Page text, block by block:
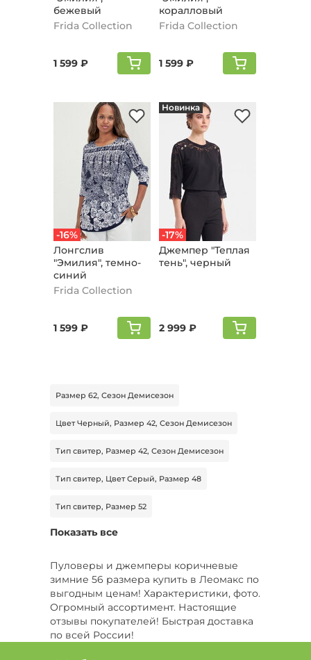
бежевый
Frida Collection
1 599 ₽
коралловый
Frida Collection
1 599 ₽
-16%
Лонгслив
"Эмилия", темно-
синий
Frida Collection
1 599 ₽
-17%
Новинка
Джемпер "Теплая
тень", черный
2 999 ₽
Размер 62, Сезон Демисезон
Цвет Черный, Размер 42, Сезон Демисезон
Тип свитер, Размер 42, Сезон Демисезон
Тип свитер, Цвет Серый, Размер 48
Тип свитер, Размер 52
Цвет Черный, Размер 54, Сезон Зима
Цвет Серый, Размер 42, Сезон Лето
Тип свитшот, Цвет Зеленый, Размер 58-60
Тип джемпер, Цвет Розовый, Размер 60
Показать все
Пуловеры и джемперы коричневые
зимние 56 размера купить в Леомакс по
выгодным ценам! Характеристики, фото.
Огромный ассортимент. Настоящие
отзывы покупателей! Быстрая доставка
по всей России!